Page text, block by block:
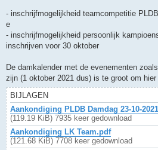
- inschrijfmogelijkheid teamcompetitie
e
- inschrijfmogelijkheid persoonlijk
inschrijven voor 30 oktober
De damkalender met de evenementen
zijn (1 oktober 2021 dus) is te groot om
BIJLAGEN
Aankondiging PLDB Damdag 23-10-
(119.19 KiB) 7935 keer gedownload
Aankondiging LK Team.pdf
(121.68 KiB) 7708 keer gedownload